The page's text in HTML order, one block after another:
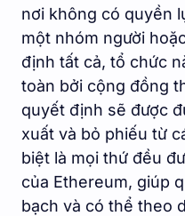
nơi không có quyền
một nhóm người
định tất cả, tổ chức
toàn bởi cộng đồng
quyết định sẽ được
xuất và bỏ phiếu từ
biệt là mọi thứ đều
của Ethereum, giúp
bạch và có thể theo